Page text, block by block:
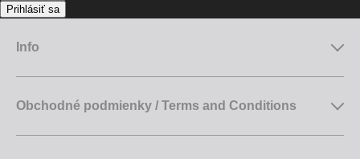
Prihlásiť sa
Info
Obchodné podmienky / Terms and Conditions